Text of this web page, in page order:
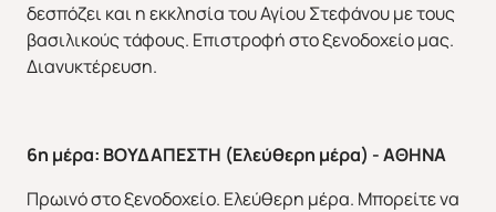
δεσπόζει και η εκκλησία του Αγίου Στεφάνου με τους
βασιλικούς τάφους. Επιστροφή στο ξενοδοχείο μας.
Διανυκτέρευση.
6η μέρα: ΒΟΥΔΑΠΕΣΤΗ (Ελεύθερη μέρα) - ΑΘΗΝΑ
Πρωινό στο ξενοδοχείο. Ελεύθερη μέρα. Μπορείτε να